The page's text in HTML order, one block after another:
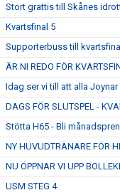
Stort grattis till Skånes
Kvartsfinal 5
Supporterbuss till
ÄR NI REDO FÖR
Idag ser vi till att alla Joynar
DAGS FÖR SLUTSPEL -
Stötta H65 - Bli
NY HUVUDTRÄNARE FÖR
NU ÖPPNAR VI UPP
USM STEG 4